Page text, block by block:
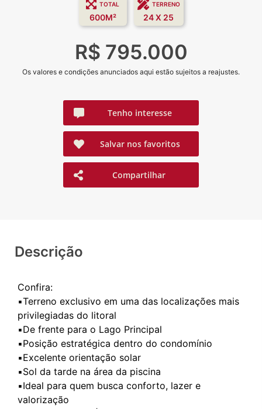
TOTAL
600M²
TERRENO
24 X 25
R$ 795.000
Os valores e condições anunciados aqui estão sujeitos a reajustes.
Tenho interesse
Salvar nos favoritos
Compartilhar
Descrição
Confira:
▪️Terreno exclusivo em uma das localizações mais
privilegiadas do litoral
▪️De frente para o Lago Principal
▪️Posição estratégica dentro do condomínio
▪️Excelente orientação solar
▪️Sol da tarde na área da piscina
▪️Ideal para quem busca conforto, lazer e
valorização